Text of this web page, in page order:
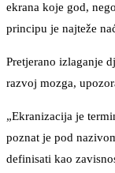
ekrana koje god,
principu je najteže
Pretjerano izlaganje
razvoj mozga,
„Ekranizacija je
poznat je pod
definisati kao